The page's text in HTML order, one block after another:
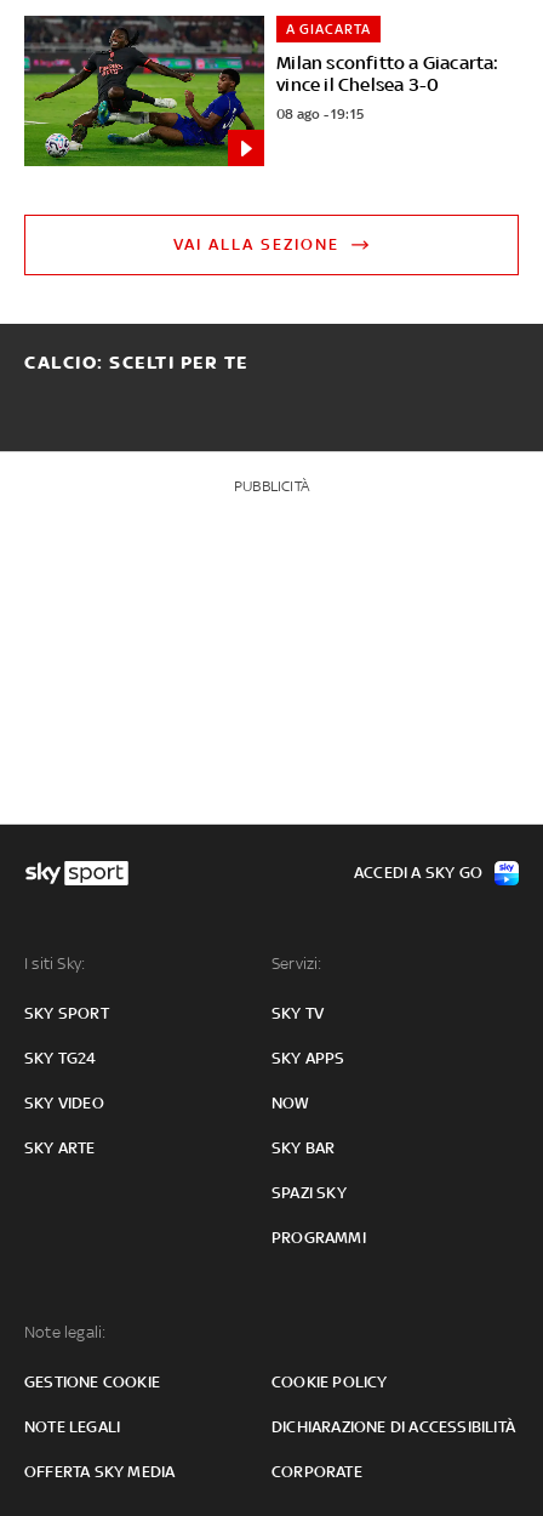
Milan sconfitto a Giacarta:
vince il Chelsea 3-0
A GIACARTA
08 ago - 19:15
VAI ALLA SEZIONE
CALCIO: SCELTI PER TE
PUBBLICITÀ
I siti Sky:
SKY SPORT
SKY TG24
SKY VIDEO
SKY ARTE
Servizi:
SKY TV
SKY APPS
NOW
SKY BAR
SPAZI SKY
PROGRAMMI
Note legali:
GESTIONE COOKIE COOKIE POLICY
NOTE LEGALI DICHIARAZIONE DI ACCESSIBILITÀ
OFFERTA SKY MEDIA CORPORATE
ACCEDI A SKY GO